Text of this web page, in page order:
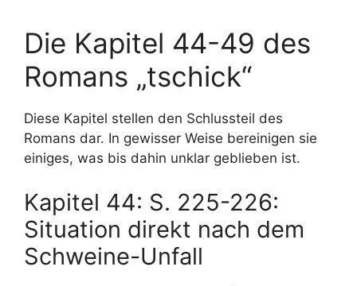
Die Kapitel 44-49 des
Romans „tschick“
Diese Kapitel stellen den Schlussteil des
Romans dar. In gewisser Weise bereinigen sie
einiges, was bis dahin unklar geblieben ist.
Kapitel 44: S. 225-226:
Situation direkt nach dem
Schweine-Unfall